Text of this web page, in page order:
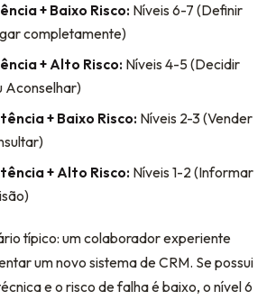
+ Baixo Risco: Níveis 6-7 (Definir
completamente)
+ Alto Risco: Níveis 4-5 (Decidir
Aconselhar)
+ Baixo Risco: Níveis 2-3 (Vender
+ Alto Risco: Níveis 1-2 (Informar
típico: um colaborador experiente
um novo sistema de CRM. Se possui
e o risco de falha é baixo, o nível 6